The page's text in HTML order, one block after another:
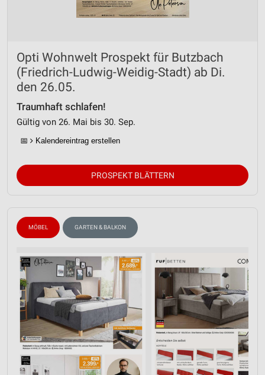
Opti Wohnwelt Prospekt für Butzbach
(Friedrich-Ludwig-Weidig-Stadt) ab Di.
den 26.05.
Traumhaft schlafen!
Gültig von 26. Mai bis 30. Sep.
📅 Kalendereintrag erstellen
PROSPEKT BLÄTTERN
MÖBEL GARTEN & BALKON